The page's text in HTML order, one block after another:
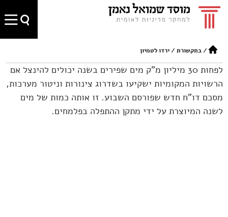
/בתקשורת /ירדו לטמיון
לפחות 30 מיליון מ"ק מים שפירים בשנה יכולים להינצל אם
הרשויות המקומיות ישקיעו בשדרוג צינורות וניטור מערכות,
מסכם דו"ח חדש שפורסם השבוע. זו אותה כמות של מים
לשנה המיוצרת על ידי מתקן ההתפלה בפלמחים.